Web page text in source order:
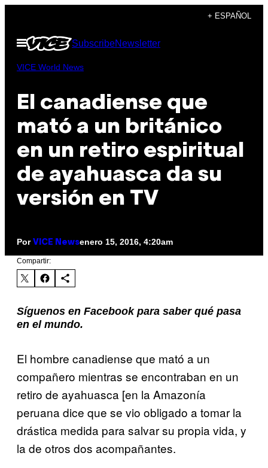
contenido
+ ESPAÑOL
Abrir
Menú
SubscribeNewsletter
VICE World News
El canadiense que
mató a un británico
en un retiro espiritual
de ayahuasca da su
versión en TV
Por VICE Newsenero 15, 2016, 4:20am
Compartir:
Síguenos en Facebook para saber qué pasa
en el mundo.
El hombre canadiense que mató a un
compañero mientras se encontraban en un
retiro de ayahuasca [en la Amazonía
peruana dice que se vio obligado a tomar la
drástica medida para salvar su propia vida, y
la de otros dos acompañantes.